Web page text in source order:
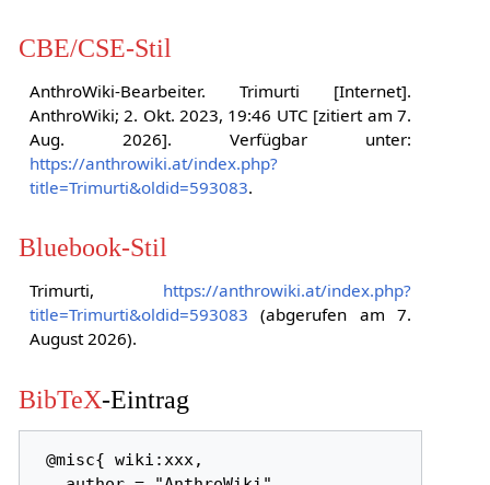
CBE/CSE-Stil
AnthroWiki-Bearbeiter. Trimurti [Internet].
AnthroWiki; 2. Okt. 2023, 19:46 UTC [zitiert am 7.
Aug. 2026]. Verfügbar unter:
https://anthrowiki.at/index.php?
title=Trimurti&oldid=593083.
Bluebook-Stil
Trimurti, https://anthrowiki.at/index.php?
title=Trimurti&oldid=593083 (abgerufen am 7.
August 2026).
BibTeX-Eintrag
@misc{ wiki:xxx,